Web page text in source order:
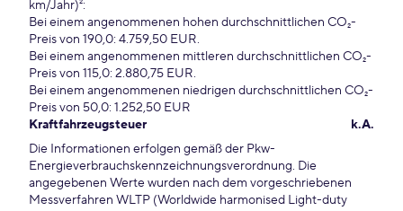
km/Jahr)²:
Bei einem angenommenen hohen durchschnittlichen CO₂-
Preis von 190,0: 4.759,50 EUR.
Bei einem angenommenen mittleren durchschnittlichen CO₂-
Preis von 115,0: 2.880,75 EUR.
Bei einem angenommenen niedrigen durchschnittlichen CO₂-
Preis von 50,0: 1.252,50 EUR
Kraftfahrzeugsteuer
k.A.
Die Informationen erfolgen gemäß der Pkw-
Energieverbrauchskennzeichnungsverordnung. Die
angegebenen Werte wurden nach dem vorgeschriebenen
Messverfahren WLTP (Worldwide harmonised Light-duty